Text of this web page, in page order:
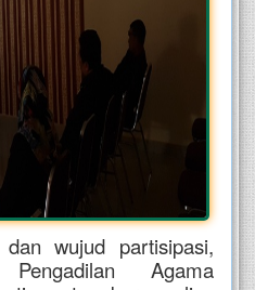
wujud partisipasi,
Agama